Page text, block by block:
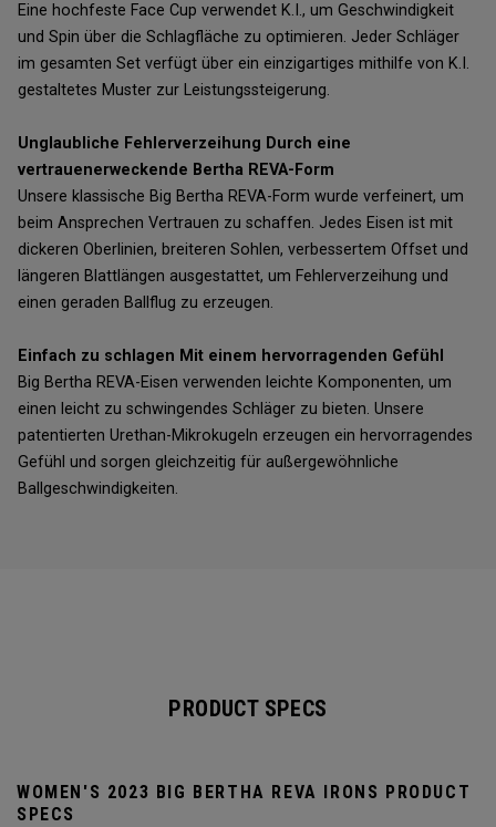
Eine hochfeste Face Cup verwendet K.I., um Geschwindigkeit
und Spin über die Schlagfläche zu optimieren. Jeder Schläger
im gesamten Set verfügt über ein einzigartiges mithilfe von K.I.
gestaltetes Muster zur Leistungssteigerung.
Unglaubliche Fehlerverzeihung Durch eine
vertrauenerweckende Bertha REVA-Form
Unsere klassische Big Bertha REVA-Form wurde verfeinert, um
beim Ansprechen Vertrauen zu schaffen. Jedes Eisen ist mit
dickeren Oberlinien, breiteren Sohlen, verbessertem Offset und
längeren Blattlängen ausgestattet, um Fehlerverzeihung und
einen geraden Ballflug zu erzeugen.
Einfach zu schlagen Mit einem hervorragenden Gefühl
Big Bertha REVA-Eisen verwenden leichte Komponenten, um
einen leicht zu schwingendes Schläger zu bieten. Unsere
patentierten Urethan-Mikrokugeln erzeugen ein hervorragendes
Gefühl und sorgen gleichzeitig für außergewöhnliche
Ballgeschwindigkeiten.
PRODUCT SPECS
WOMEN'S 2023 BIG BERTHA REVA IRONS PRODUCT
SPECS